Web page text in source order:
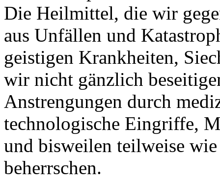
Die Heilmittel, die wir
aus Unfällen und
geistigen Krankheiten,
wir nicht gänzlich
Anstrengungen durch
technologische Eingriffe,
und bisweilen teilweise
beherrschen.